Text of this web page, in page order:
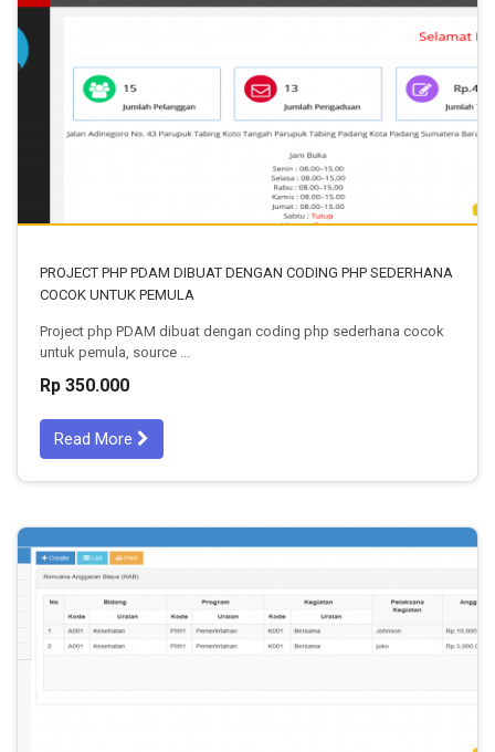
PROJECT PHP PDAM DIBUAT DENGAN CODING PHP SEDERHANA
COCOK UNTUK PEMULA
Project php PDAM dibuat dengan coding php sederhana cocok
untuk pemula, source ...
Rp 350.000
Read More